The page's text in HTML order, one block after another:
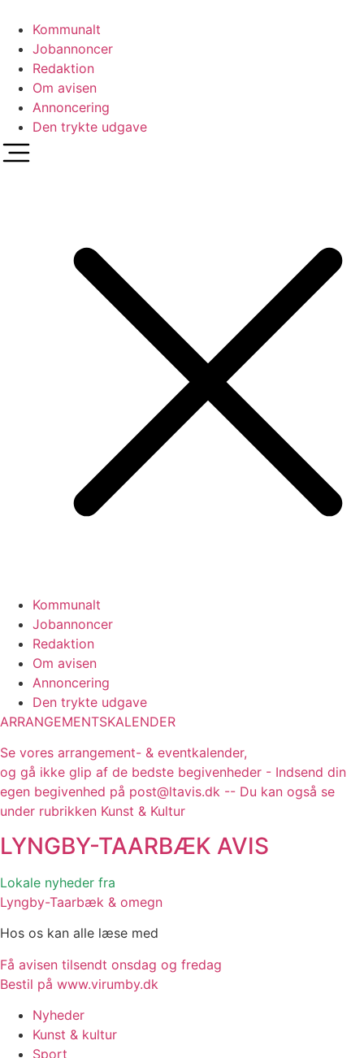
indhold
Kommunalt
Jobannoncer
Redaktion
Om avisen
Annoncering
Den trykte udgave
Kommunalt
Jobannoncer
Redaktion
Om avisen
Annoncering
Den trykte udgave
ARRANGEMENTSKALENDER
Se vores arrangement- & eventkalender,
og gå ikke glip af de bedste begivenheder - Indsend din
egen begivenhed på post@ltavis.dk -- Du kan også se
under rubrikken Kunst & Kultur
LYNGBY-TAARBÆK AVIS
Lokale nyheder fra
Lyngby-Taarbæk & omegn
Hos os kan alle læse med
Få avisen tilsendt onsdag og fredag
Bestil på www.virumby.dk
Nyheder
Kunst & kultur
Sport